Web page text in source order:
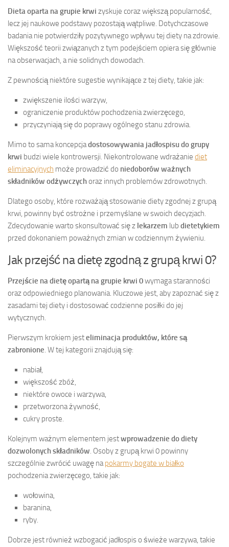
Dieta oparta na grupie krwi zyskuje coraz większą popularność,
lecz jej naukowe podstawy pozostają wątpliwe. Dotychczasowe
badania nie potwierdziły pozytywnego wpływu tej diety na zdrowie.
Większość teorii związanych z tym podejściem opiera się głównie
na obserwacjach, a nie solidnych dowodach.
Z pewnością niektóre sugestie wynikające z tej diety, takie jak:
zwiększenie ilości warzyw,
ograniczenie produktów pochodzenia zwierzęcego,
przyczyniają się do poprawy ogólnego stanu zdrowia.
Mimo to sama koncepcjadostosowywania jadłospisu do grupy
krwi budzi wiele kontrowersji. Niekontrolowane wdrażanie diet
eliminacyjnych może prowadzić do niedoborów ważnych
składników odżywczychoraz innych problemów zdrowotnych.
Dlatego osoby, które rozważają stosowanie diety zgodnej z grupą
krwi, powinny być ostrożne i przemyślane w swoich decyzjach.
Zdecydowanie warto skonsultować się z lekarzem lub dietetykiem
przed dokonaniem poważnych zmian w codziennym żywieniu.
Jak przejść na dietę zgodną z grupą krwi 0?
Przejście na dietę opartą na grupie krwi 0wymaga staranności
oraz odpowiedniego planowania. Kluczowe jest, aby zapoznać się z
zasadami tej diety i dostosować codzienne posiłki do jej
wytycznych.
Pierwszym krokiem jesteliminacja produktów, które są
zabronione. W tej kategorii znajdują się:
nabiał,
większość zbóż,
niektóre owoce i warzywa,
przetworzona żywność,
cukry proste.
Kolejnym ważnym elementem jestwprowadzenie do diety
dozwolonych składników. Osoby z grupą krwi 0 powinny
szczególnie zwrócić uwagę napokarmy bogate w białko
pochodzenia zwierzęcego, takie jak:
wołowina,
baranina,
ryby.
Dobrze jest również wzbogacić jadłospis o świeże warzywa, takie